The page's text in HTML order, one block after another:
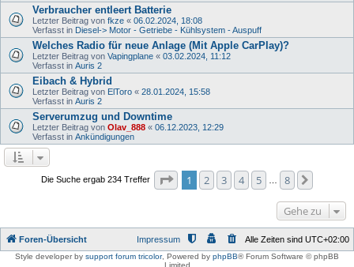
Verbraucher entleert Batterie
Letzter Beitrag von fkze « 06.02.2024, 18:08
Verfasst in Diesel-> Motor - Getriebe - Kühlsystem - Auspuff
Welches Radio für neue Anlage (Mit Apple CarPlay)?
Letzter Beitrag von Vapingplane « 03.02.2024, 11:12
Verfasst in Auris 2
Eibach & Hybrid
Letzter Beitrag von ElToro « 28.01.2024, 15:58
Verfasst in Auris 2
Serverumzug und Downtime
Letzter Beitrag von Olav_888 « 06.12.2023, 12:29
Verfasst in Ankündigungen
Die Suche ergab 234 Treffer Seite von
1 2 3 4 5 8
Gehe zu
Foren-Übersicht Alle Zeiten sind UTC+02:00
Impressum
Style developer by support forum tricolor, Powered by phpBB® Forum Software © phpBB
Limited